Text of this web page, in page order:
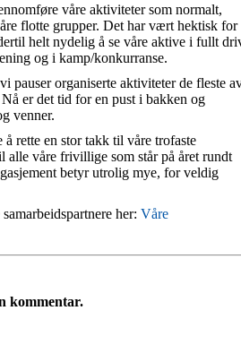
våre aktiviteter som normalt,
flotte grupper. Det har vært hektisk for
helt nydelig å se våre aktive i fullt
og i kamp/konkurranse.
pauser organiserte aktiviteter de fleste
er det tid for en pust i bakken og
venner.
rette en stor takk til våre trofaste
alle våre frivillige som står på året rundt
betyr utrolig mye, for veldig
her: Våre
kommentar.